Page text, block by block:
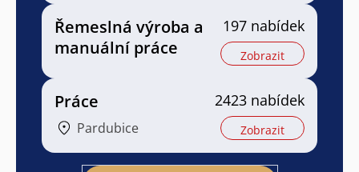
Řemeslná výroba a
manuální práce
197 nabídek
Zobrazit
Práce
Pardubice
2423 nabídek
Zobrazit